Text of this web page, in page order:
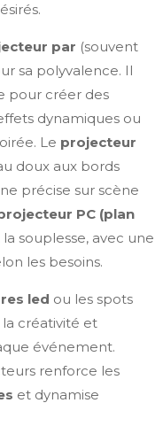
par (souvent
sa polyvalence. Il
pour créer des
dynamiques ou
Le projecteur
doux aux bords
précise sur scène
PC (plan
souplesse, avec une
les besoins.
led ou les spots
créativité et
événement.
renforce les
et dynamise